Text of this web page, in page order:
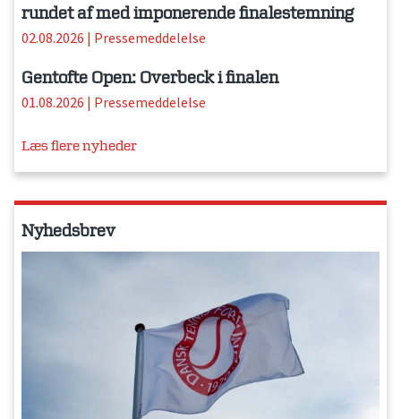
rundet af med imponerende finalestemning
02.08.2026 | Pressemeddelelse
Gentofte Open: Overbeck i finalen
01.08.2026 | Pressemeddelelse
Læs flere nyheder
Nyhedsbrev